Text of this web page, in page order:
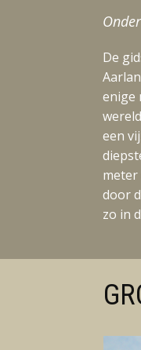
De
enige
een
meter
door
zo in